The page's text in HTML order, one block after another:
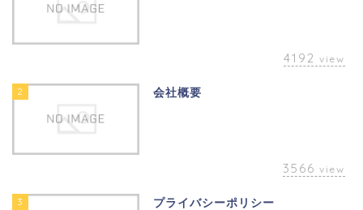
4192 view
2 会社概要
3566 view
3 プライバシーポリシー